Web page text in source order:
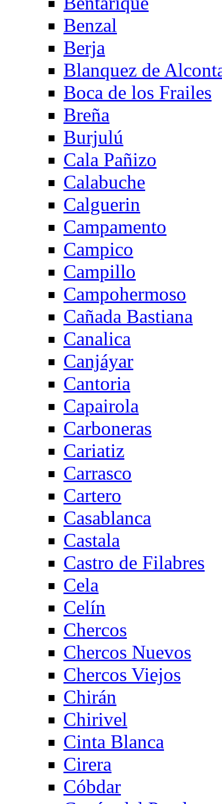
Benzal
Berja
Blanquez de
Boca de los Frailes
Breña
Burjulú
Cala Pañizo
Calabuche
Calguerin
Campamento
Campico
Campillo
Campohermoso
Cañada Bastiana
Canalica
Canjáyar
Cantoria
Capairola
Carboneras
Cariatiz
Carrasco
Cartero
Casablanca
Castala
Castro de Filabres
Cela
Celín
Chercos
Chercos Nuevos
Chercos Viejos
Chirán
Chirivel
Cinta Blanca
Cirera
Cóbdar